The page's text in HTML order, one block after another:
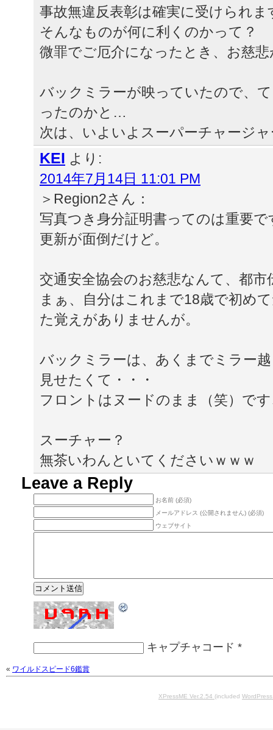
事故無違反表彰は確実に受けられま
そんなものが何に利くのかって？
微罪でご厄介になったとき、お慈
バックミラーが映っていたので、
ったのかと…
次は、いよいよスーパーチャージ
KEI より:
2014年7月14日 11:01 PM
＞Region2さん：
写真つき身分証明書ってのは重要で
更新が面倒だけど。
交通安全協会のお慈悲なんて、都市
まぁ、自分はこれまで18歳で初め
た覚えがありませんが。
バックミラーは、あくまでミラー
見せたくて・・・
フロントはヌードのまま（笑）で
スーチャー？
無茶いわんといてくださいｗｗｗ
Leave a Reply
お名前 (必須)
メールアドレス (公開されません) (必須)
ウェブサイト
キャプチャコード *
« ワイルドスピード6鑑賞
XPressME Ver.2.54 (included